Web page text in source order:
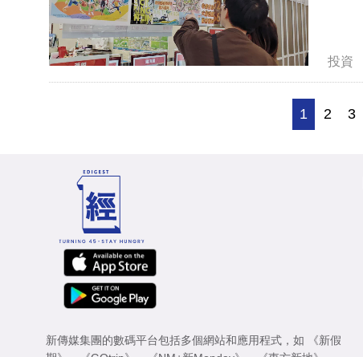
投資
1 2 3
新傳媒集團的數碼平台包括多個網站和應用程式，如
《新假